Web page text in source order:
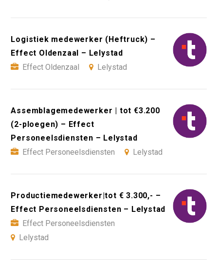
Logistiek medewerker (Heftruck) –
Effect Oldenzaal – Lelystad
Effect Oldenzaal
Lelystad
Assemblagemedewerker | tot €3.200
(2-ploegen) – Effect
Personeelsdiensten – Lelystad
Effect Personeelsdiensten
Lelystad
Productiemedewerker|tot € 3.300,- –
Effect Personeelsdiensten – Lelystad
Effect Personeelsdiensten
Lelystad